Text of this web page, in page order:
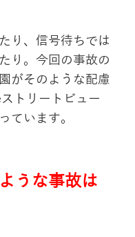
り、信号待ちでは
り。今回の事故の
がそのような配慮
トリートビュー
ています。
うな事故は